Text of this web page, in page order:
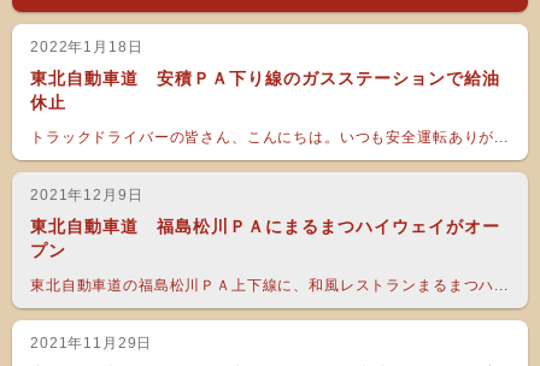
2022年1月18日
東北自動車道 安積ＰＡ下り線のガスステーションで給油
休止
トラックドライバーの皆さん、こんにちは。いつも安全運転ありが...
2021年12月9日
東北自動車道 福島松川ＰＡにまるまつハイウェイがオー
プン
東北自動車道の福島松川ＰＡ上下線に、和風レストランまるまつハ...
2021年11月29日